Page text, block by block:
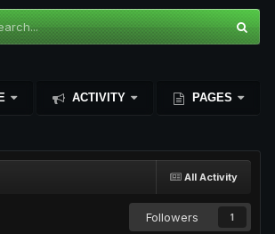
ACTIVITY PAGES
All Activity
Followers 1